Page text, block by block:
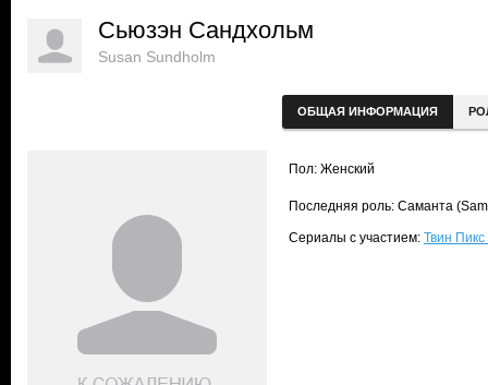
Сьюзэн Сандхольм
Susan Sundholm
ОБЩАЯ ИНФОРМАЦИЯ
Пол: Женский
Последняя роль: Саманта
Сериалы с участием: Твин